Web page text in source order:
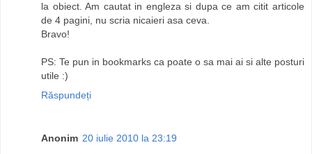
la obiect. Am cautat in engleza si dupa ce am citit articole
de 4 pagini, nu scria nicaieri asa ceva.
Bravo!
PS: Te pun in bookmarks ca poate o sa mai ai si alte posturi
utile :)
Răspundeți
Anonim 20 iulie 2010 la 23:19